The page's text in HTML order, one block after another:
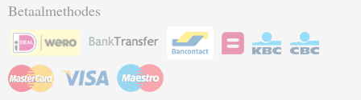
Betaalmethodes